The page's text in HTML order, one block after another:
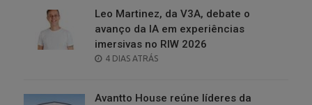
Leo Martinez, da V3A, debate o
avanço da IA em experiências
imersivas no RIW 2026
POSTED
4 DIAS ATRÁS
Avantto House reúne líderes da